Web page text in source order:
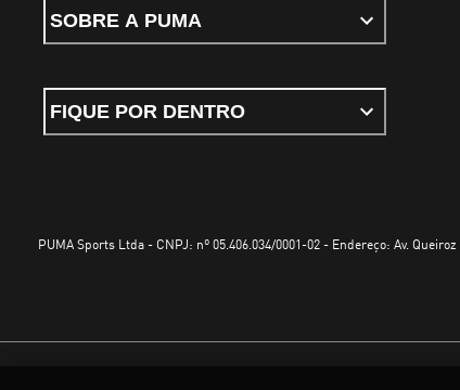
SOBRE A PUMA
FIQUE POR DENTRO
PUMA Sports Ltda - CNPJ: nº 05.406.034/0001-02 - Endereço: Av.